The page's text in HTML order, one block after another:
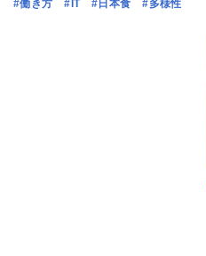
#働き方 #IT #日本食 #多様性